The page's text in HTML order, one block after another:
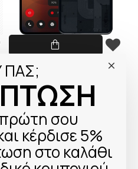
ΠΑΣ;
σου
κέρδισε 5%
στο καλάθι
Nothing Phone (3a)
(12GB+256GB) black
358,56€